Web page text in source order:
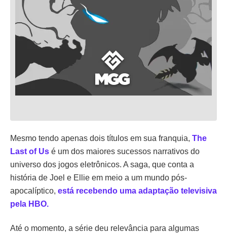
Mesmo tendo apenas dois títulos em sua franquia, The
Last of Us é um dos maiores sucessos narrativos do
universo dos jogos eletrônicos. A saga, que conta a
história de Joel e Ellie em meio a um mundo pós-
apocalíptico, está recebendo uma adaptação televisiva
pela HBO.
Até o momento, a série deu relevância para algumas